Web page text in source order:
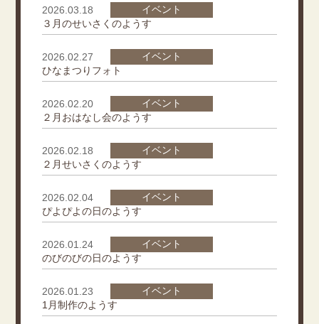
2026.03.18
イベント
３月のせいさくのようす
2026.02.27
イベント
ひなまつりフォト
2026.02.20
イベント
２月おはなし会のようす
2026.02.18
イベント
２月せいさくのようす
2026.02.04
イベント
ぴよぴよの日のようす
2026.01.24
イベント
のびのびの日のようす
2026.01.23
イベント
1月制作のようす